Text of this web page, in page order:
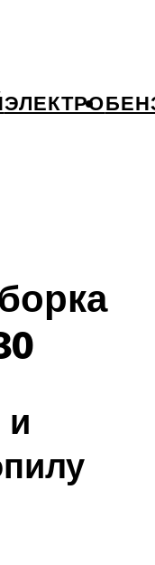
ЭЛЕКТРО
и